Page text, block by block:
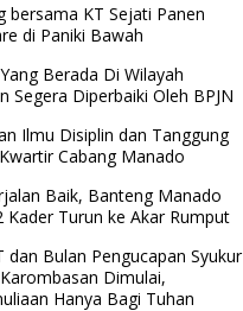
bersama KT Sejati Panen
di Paniki Bawah
Berada Di Wilayah
Segera Diperbaiki Oleh BPJN
Ilmu Disiplin dan Tanggung
Cabang Manado
Baik, Banteng Manado
Kader Turun ke Akar Rumput
dan Bulan Pengucapan Syukur
Dimulai,
Hanya Bagi Tuhan